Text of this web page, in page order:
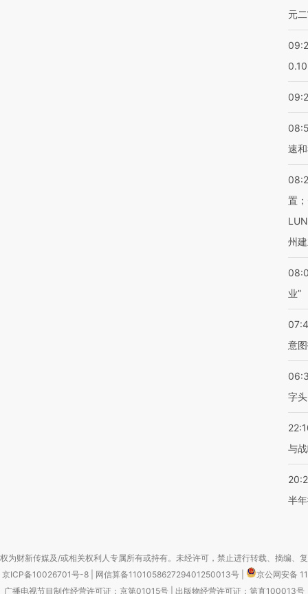
元
速
置
州
业”
意
字头
与
半
为财新传媒及/或相关权利人专属所有或持有。未经许可，禁止进行转载、摘编、
京ICP备10026701号-8
网信算备110105862729401250013号
京公网安备
广播电视节目制作经营许可证：京第01015号| 出版物经营许可证：第直100013号